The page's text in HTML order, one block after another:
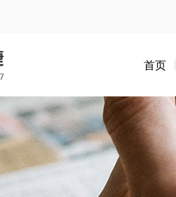
首页
综合评估
工程质量潜在缺陷保险风险管理服务
保险 大消